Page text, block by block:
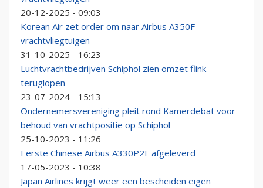
20-12-2025 - 09:03
Korean Air zet order om naar Airbus A350F-
vrachtvliegtuigen
31-10-2025 - 16:23
Luchtvrachtbedrijven Schiphol zien omzet flink
teruglopen
23-07-2024 - 15:13
Ondernemersvereniging pleit rond Kamerdebat voor
behoud van vrachtpositie op Schiphol
25-10-2023 - 11:26
Eerste Chinese Airbus A330P2F afgeleverd
17-05-2023 - 10:38
Japan Airlines krijgt weer een bescheiden eigen